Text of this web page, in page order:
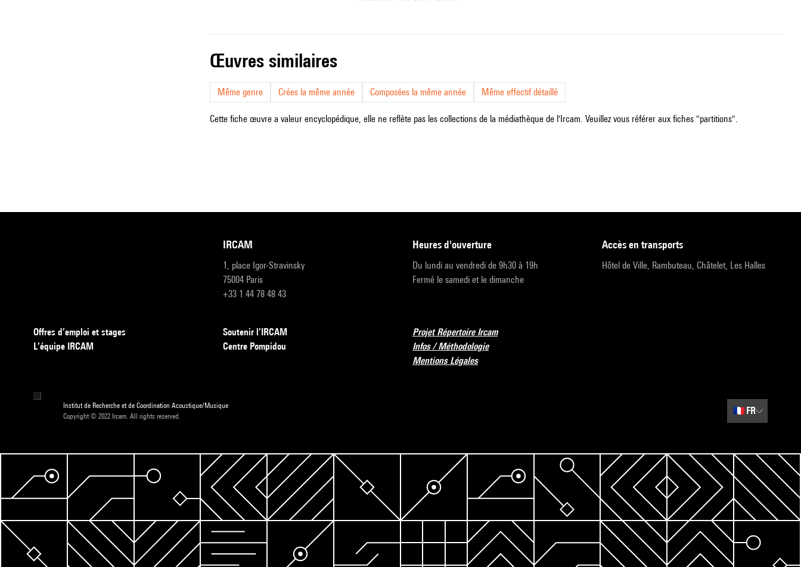
œuvres similaires
Même genre Crées la même année Composées la même année Même effectif détaillé
Cette fiche œuvre a valeur encyclopédique, elle ne reflète pas les collections de la médiathèque de l'Ircam. Veuillez vous référer aux fiches "partitions".
IRCAM
1, place Igor-Stravinsky
75004 Paris
+33 1 44 78 48 43
heures d'ouverture
Du lundi au vendredi de 9h30 à 19h
Fermé le samedi et le dimanche
accès en transports
Hôtel de Ville, Rambuteau, Châtelet, Les Halles
Offres d’emploi et stages
L’équipe IRCAM
Soutenir l’IRCAM
Centre Pompidou
Projet Répertoire Ircam
Infos / Méthodologie
Mentions Légales
Institut de Recherche et de Coordination Acoustique/Musique
Copyright © 2022 Ircam. All rights reserved.
🇫🇷 FR